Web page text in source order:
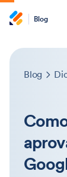
Blog
Blog